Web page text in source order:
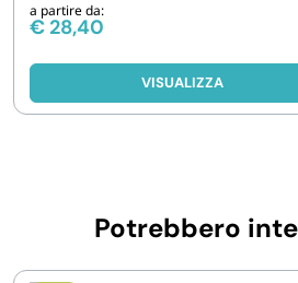
a partire da:
€ 28,40
VISUALIZZA
Potrebbero